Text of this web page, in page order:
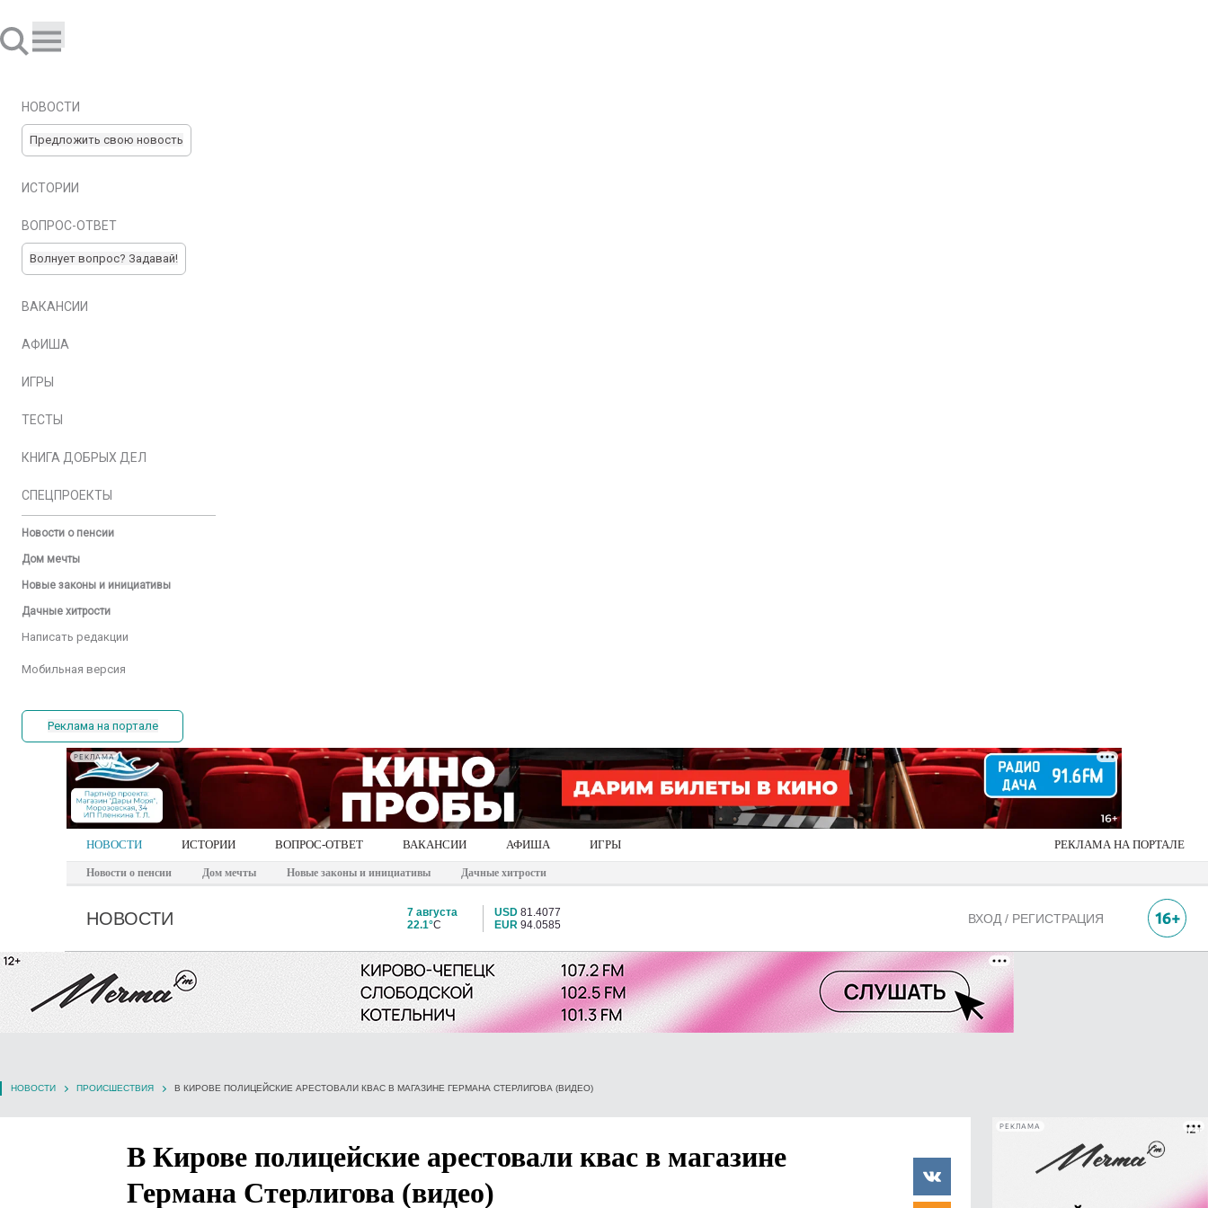
НОВОСТИ
Предложить свою новость
ИСТОРИИ
ВОПРОС-ОТВЕТ
Волнует вопрос? Задавай!
ВАКАНСИИ
АФИША
ИГРЫ
ТЕСТЫ
КНИГА ДОБРЫХ ДЕЛ
СПЕЦПРОЕКТЫ
Новости о пенсии
Дом мечты
Новые законы и инициативы
Дачные хитрости
Написать редакции
Мобильная версия
Реклама на портале
РЕКЛАМА
НОВОСТИ ИСТОРИИ ВОПРОС-ОТВЕТ ВАКАНСИИ АФИША ИГРЫ РЕКЛАМА НА ПОРТАЛЕ
Новости о пенсии Дом мечты Новые законы и инициативы Дачные хитрости
НОВОСТИ
7 августа
22.1°C
USD 81.4077
EUR 94.0585 ВХОД / РЕГИСТРАЦИЯ
НОВОСТИ ПРОИСШЕСТВИЯ В КИРОВЕ ПОЛИЦЕЙСКИЕ АРЕСТОВАЛИ КВАС В МАГАЗИНЕ ГЕРМАНА СТЕРЛИГОВА (ВИДЕО)
В Кирове полицейские арестовали квас в магазине
Германа Стерлигова (видео)
РЕКЛАМА